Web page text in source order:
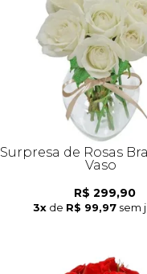
Surpresa de Rosas
Vaso
R$ 299,90
3x de R$ 99,97 sem